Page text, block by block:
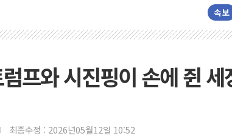
속보
프와 시진핑이 손에 쥔 세
최종수정 : 2026년05월12일 10:52